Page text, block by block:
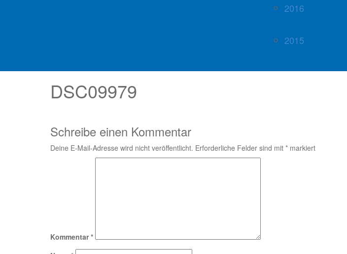
2016
2015
DSC09979
Schreibe einen Kommentar
Deine E-Mail-Adresse wird nicht veröffentlicht. Erforderliche Felder sind mit * markiert
Kommentar*